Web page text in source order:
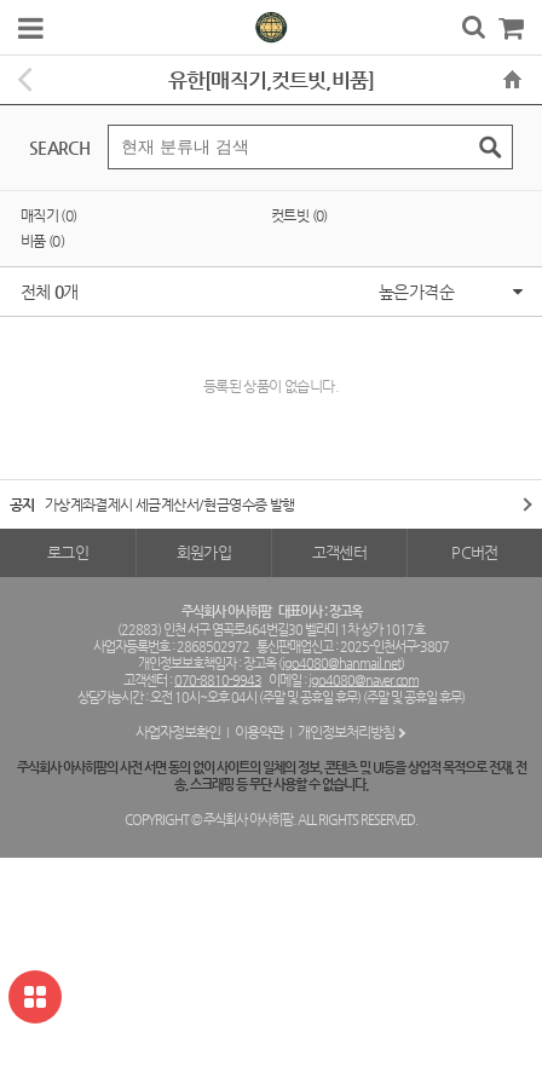
유한[매직기,컷트빗,비품]
SEARCH
매직기 (0)
컷트빗 (0)
비품 (0)
전체 0개 높은가격순
등록된 상품이 없습니다.
공지 가상계좌결제시 세금계산서/현금영수증 발행
로그인 회원가입 고객센터 PC버전
주식회사 아사히팜 대표이사 : 장고옥
(22883) 인천 서구 염곡로464번길30 벨라미 1차 상가 1017호
사업자등록번호 : 2868502972 통신판매업신고 : 2025-인천서구-3807
개인정보보호책임자 : 장고옥 (jgo4080@hanmail.net)
고객센터 :070-8810-9943 이메일 : jgo4080@naver.com
상담가능시간 : 오전 10시~오후 04시 (주말 및 공휴일 휴무) (주말 및 공휴일 휴무)
사업자정보확인 이용약관 개인정보처리방침
주식회사 아사히팜의 사전 서면 동의 없이 사이트의 일체의 정보, 콘텐츠 및 UI등을 상업적 목적으로 전재, 전
송, 스크래핑 등 무단 사용할 수 없습니다.
COPYRIGHT © 주식회사 아사히팜. ALL RIGHTS RESERVED.